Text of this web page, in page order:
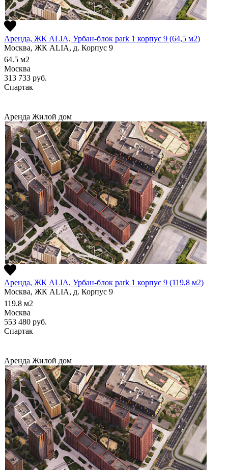
Аренда, ЖК ALIA, Урбан-блок park 1 корпус 9 (64,5 м2)
Москва, ЖК ALIA, д. Корпус 9
64.5 м2
Москва
313 733 руб.
Спартак
Аренда Жилой дом
Аренда, ЖК ALIA, Урбан-блок park 1 корпус 9 (119,8 м2)
Москва, ЖК ALIA, д. Корпус 9
119.8 м2
Москва
553 480 руб.
Спартак
Аренда Жилой дом